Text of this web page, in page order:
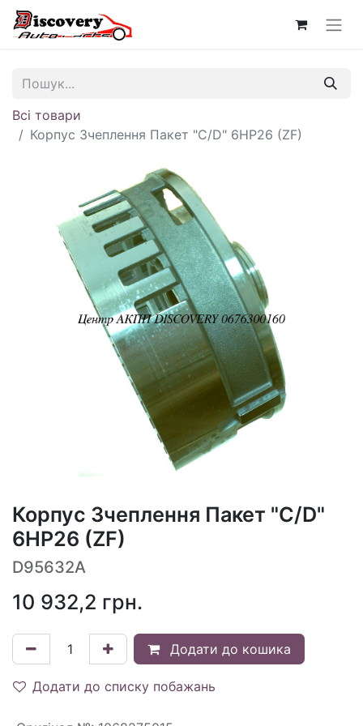
Всі товари
Корпус Зчеплення Пакет "C/D" 6HP26 (ZF)
Корпус Зчеплення Пакет "C/D"
6HP26 (ZF)
D95632A
10 932,2 грн.
Додати до кошика
Додати до списку побажань